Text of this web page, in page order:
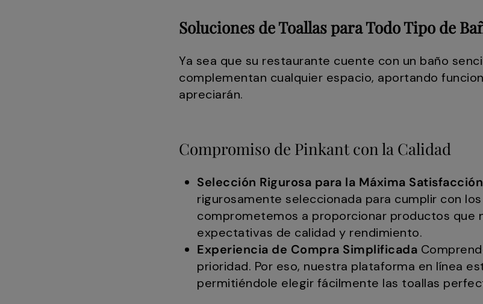
Soluciones de Toallas para Todo Tipo de
Ya sea que su restaurante cuente con un baño
complementan cualquier espacio, aportando
apreciarán.
Compromiso de Pinkant con la Calidad
Selección Rigurosa para la Máxima Satisfacción
rigurosamente seleccionada para cumplir con
comprometemos a proporcionar productos que
expectativas de calidad y rendimiento.
Experiencia de Compra Simplificada
prioridad. Por eso, nuestra plataforma en línea
permitiéndole elegir fácilmente las toallas